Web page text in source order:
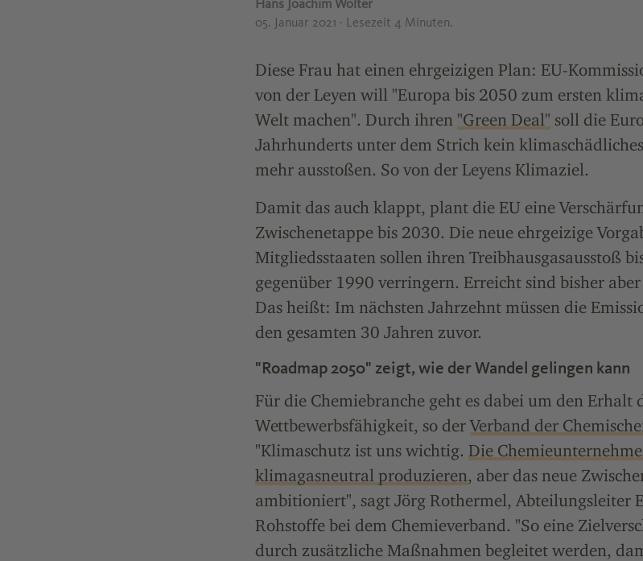
Hans Joachim Wolter
05. Januar 2021 · Lesezeit 4 Minuten.
Diese Frau hat einen ehrgeizigen Plan: EU-
von der Leyen will "Europa bis 2050 zum ersten
Welt machen". Durch ihren "Green Deal" soll die
Jahrhunderts unter dem Strich kein
mehr ausstoßen. So von der Leyens Klimaziel.
Damit das auch klappt, plant die EU eine
Zwischenetappe bis 2030. Die neue ehrgeizige
Mitgliedsstaaten sollen ihren Treibhausgasausstoß
gegenüber 1990 verringern. Erreicht sind bisher
Das heißt: Im nächsten Jahrzehnt müssen die
den gesamten 30 Jahren zuvor.
"Roadmap 2050" zeigt, wie der Wandel gelingen kann
Für die Chemiebranche geht es dabei um den Erhalt
Wettbewerbsfähigkeit, so derVerband der
"Klimaschutz ist uns wichtig. Die
klimagasneutral produzieren, aber das neue
ambitioniert", sagt Jörg Rothermel, Abteilungsleiter
Rohstoffe bei dem Chemieverband. "So eine
durch zusätzliche Maßnahmen begleitet werden,